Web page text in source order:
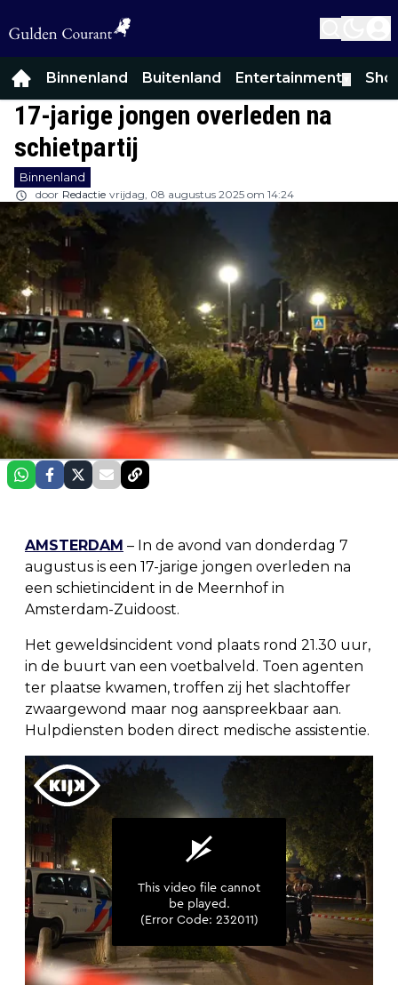
Binnenland Buitenland Entertainment
17-jarige jongen overleden na
schietpartij
Binnenland
door Redactie vrijdag, 08 augustus 2025 om 14:24
AMSTERDAM – In de avond van donderdag 7
augustus is een 17-jarige jongen overleden na
een schietincident in de Meernhof in
Amsterdam-Zuidoost.
Het geweldsincident vond plaats rond 21.30 uur,
in de buurt van een voetbalveld. Toen agenten
ter plaatse kwamen, troffen zij het slachtoffer
zwaargewond maar nog aanspreekbaar aan.
Hulpdiensten boden direct medische assistentie.